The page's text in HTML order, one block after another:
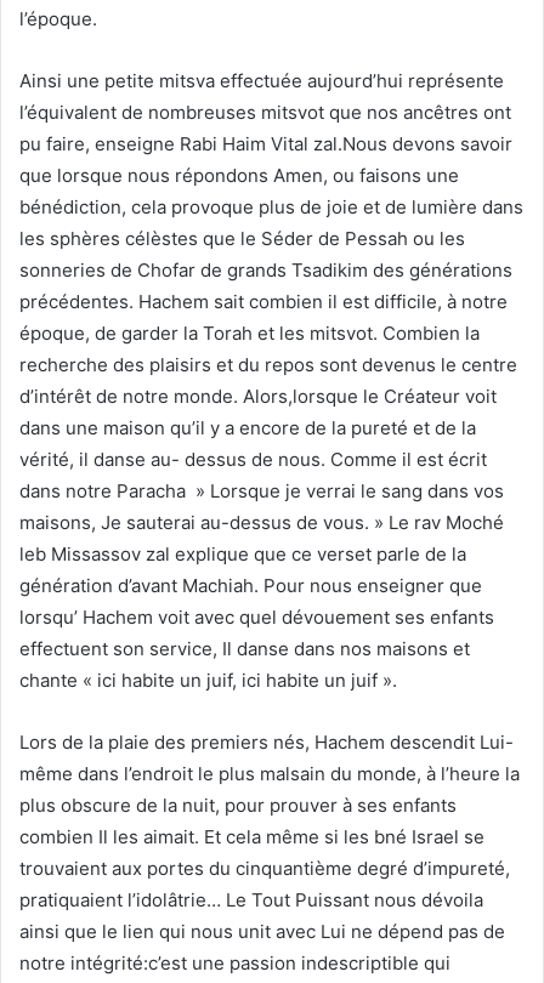
l’époque.
Ainsi une petite mitsva effectuée aujourd’hui représente
l’équivalent de nombreuses mitsvot que nos ancêtres ont
pu faire, enseigne Rabi Haim Vital zal.Nous devons savoir
que lorsque nous répondons Amen, ou faisons une
bénédiction, cela provoque plus de joie et de lumière dans
les sphères célèstes que le Séder de Pessah ou les
sonneries de Chofar de grands Tsadikim des générations
précédentes. Hachem sait combien il est difficile, à notre
époque, de garder la Torah et les mitsvot. Combien la
recherche des plaisirs et du repos sont devenus le centre
d’intérêt de notre monde. Alors,lorsque le Créateur voit
dans une maison qu’il y a encore de la pureté et de la
vérité, il danse au- dessus de nous. Comme il est écrit
dans notre Paracha » Lorsque je verrai le sang dans vos
maisons, Je sauterai au-dessus de vous. » Le rav Moché
leb Missassov zal explique que ce verset parle de la
génération d’avant Machiah. Pour nous enseigner que
lorsqu’ Hachem voit avec quel dévouement ses enfants
effectuent son service, Il danse dans nos maisons et
chante « ici habite un juif, ici habite un juif ».
Lors de la plaie des premiers nés, Hachem descendit Lui-
même dans l’endroit le plus malsain du monde, à l’heure la
plus obscure de la nuit, pour prouver à ses enfants
combien Il les aimait. Et cela même si les bné Israel se
trouvaient aux portes du cinquantième degré d’impureté,
pratiquaient l’idolâtrie… Le Tout Puissant nous dévoila
ainsi que le lien qui nous unit avec Lui ne dépend pas de
notre intégrité:c’est une passion indescriptible qui